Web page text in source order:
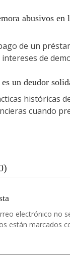
abusivos en
de un
de
un deudor
históricas
cuando
electrónico no
están marcados